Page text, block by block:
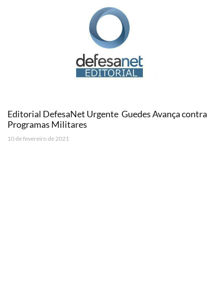
Editorial DefesaNet Urgente  Guedes Avança contra
Programas Militares
10 de fevereiro de 2021